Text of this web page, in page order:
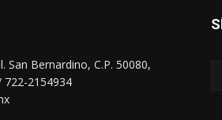
San Bernardino, C.P. 50080,
722-2154934